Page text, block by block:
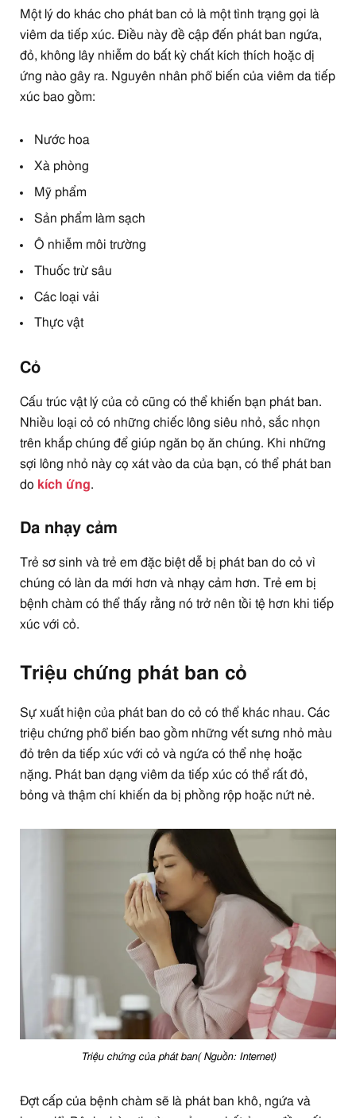
Một lý do khác cho phát ban cỏ là một tình trạng gọi là
viêm da tiếp xúc. Điều này đề cập đến phát ban ngứa,
đỏ, không lây nhiễm do bất kỳ chất kích thích hoặc dị
ứng nào gây ra. Nguyên nhân phổ biến của viêm da tiếp
xúc bao gồm:
Nước hoa
Xà phòng
Mỹ phẩm
Sản phẩm làm sạch
Ô nhiễm môi trường
Thuốc trừ sâu
Các loại vải
Thực vật
Cỏ
Cấu trúc vật lý của cỏ cũng có thể khiến bạn phát ban.
Nhiều loại cỏ có những chiếc lông siêu nhỏ, sắc nhọn
trên khắp chúng để giúp ngăn bọ ăn chúng. Khi những
sợi lông nhỏ này cọ xát vào da của bạn, có thể phát ban
do kích ứng.
Da nhạy cảm
Trẻ sơ sinh và trẻ em đặc biệt dễ bị phát ban do cỏ vì
chúng có làn da mới hơn và nhạy cảm hơn. Trẻ em bị
bệnh chàm có thể thấy rằng nó trở nên tồi tệ hơn khi tiếp
xúc với cỏ.
Triệu chứng phát ban cỏ
Sự xuất hiện của phát ban do cỏ có thể khác nhau. Các
triệu chứng phổ biến bao gồm những vết sưng nhỏ màu
đỏ trên da tiếp xúc với cỏ và ngứa có thể nhẹ hoặc
nặng. Phát ban dạng viêm da tiếp xúc có thể rất đỏ,
bỏng và thậm chí khiến da bị phồng rộp hoặc nứt nẻ.
Triệu chứng của phát ban( Nguồn: Internet)
Đợt cấp của bệnh chàm sẽ là phát ban khô, ngứa và